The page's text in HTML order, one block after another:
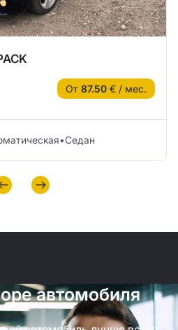
От 87.50 € / мес.
•Седан
автомобиля